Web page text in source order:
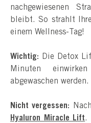
nachgewiesenen
bleibt. So strahlt
einem Wellness-Tag!
Wichtig: Die Detox
Minuten
abgewaschen werden.
Nicht vergessen:
Hyaluron Miracle Lift.